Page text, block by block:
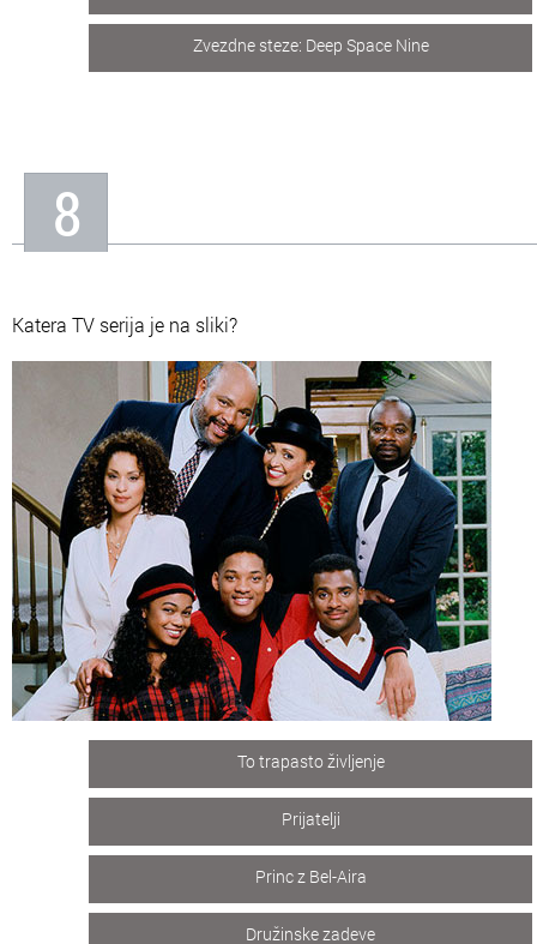
Zvezdne steze: Deep Space Nine
8
Katera TV serija je na sliki?
To trapasto življenje
Prijatelji
Princ z Bel-Aira
Družinske zadeve